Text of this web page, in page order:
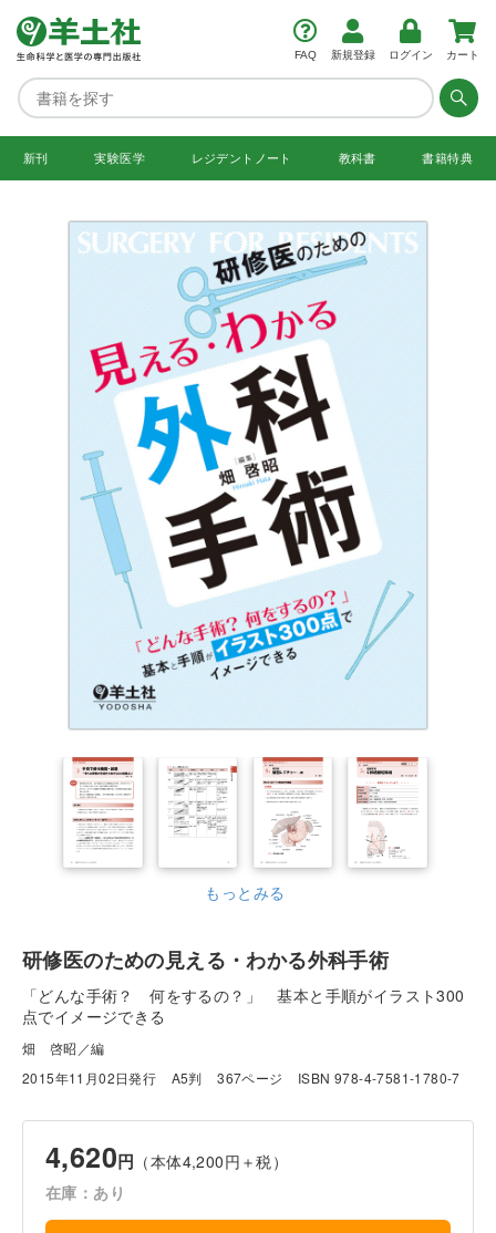
FAQ 新規登録 ログイン カート
新刊 実験医学 レジデント ノート 教科書 書籍特典
もっとみる
研修医のための見える・わかる外科手術
「どんな手術？ 何をするの？」 基本と手順がイラスト300
点でイメージできる
畑 啓昭／編
2015年11月02日発行
A5判 367ページ ISBN 978-4-7581-1780-7
4,620円 （本体4,200円＋税）
在庫：あり